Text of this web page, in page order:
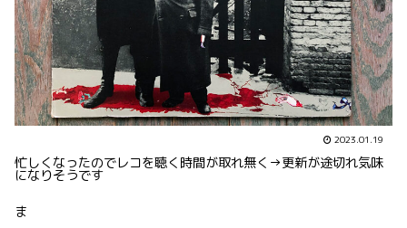
2023.01.19
忙しくなったのでレコを聴く時間が取れ無く→更新が途切れ気味
になりそうです
ま